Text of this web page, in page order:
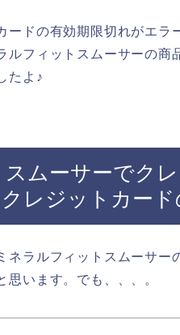
ードの有効期限切れがエラ
ルフィットスムーサーの商
たよ♪
ムーサーでク
レジットカード
ネラルフィットスムーサー
います。でも、、、。